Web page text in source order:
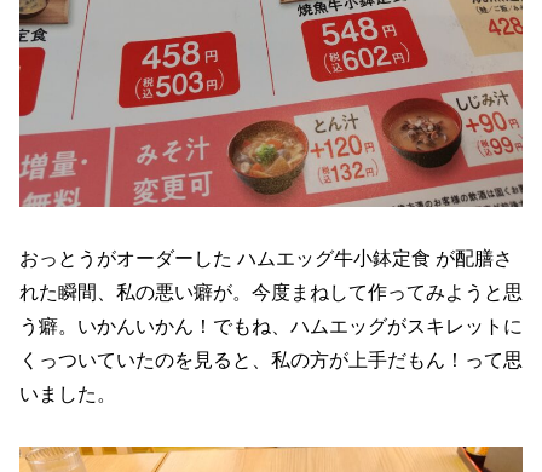
おっとうがオーダーした ハムエッグ牛小鉢定食 が配膳さ
れた瞬間、私の悪い癖が。今度まねして作ってみようと思
う癖。いかんいかん！でもね、ハムエッグがスキレットに
くっついていたのを見ると、私の方が上手だもん！って思
いました。